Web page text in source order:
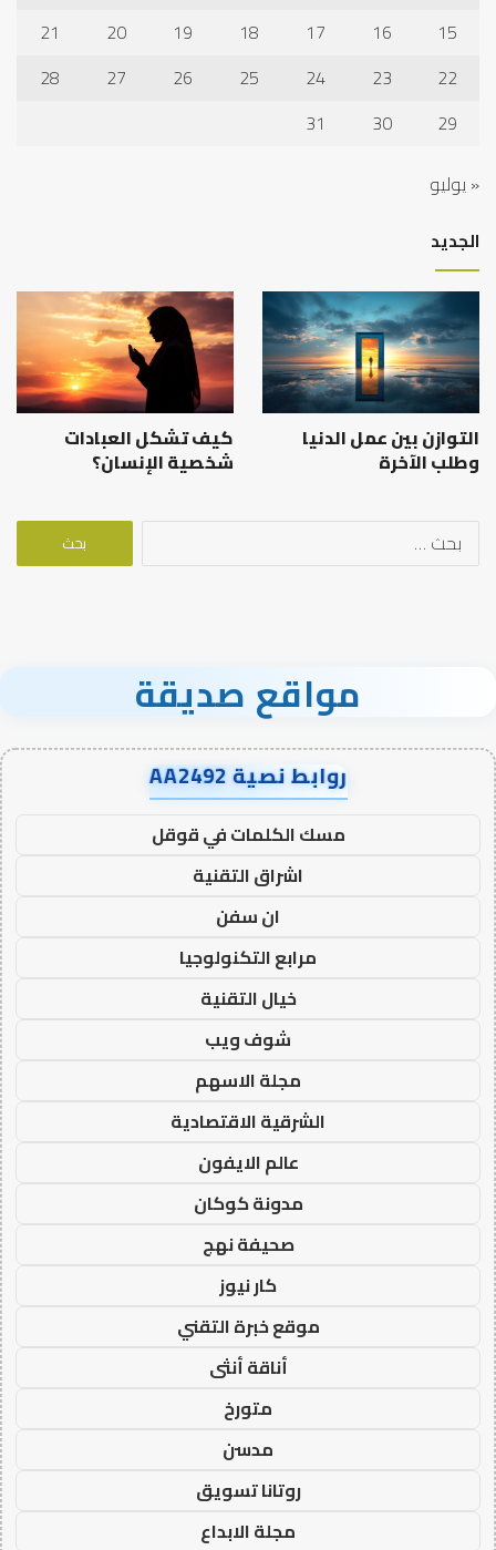
15
16
17
18
19
20
21
22
23
24
25
26
27
28
29
30
31
« يوليو
الجديد
التوازن بين عمل الدنيا
وطلب الآخرة
كيف تشكل العبادات
شخصية الإنسان؟
البحث
مواقع صديقة
روابط نصية AA2492
مسك الكلمات في قوقل
اشراق التقنية
ان سفن
مرابع التكنولوجيا
خيال التقنية
شوف ويب
مجلة الاسهم
الشرقية الاقتصادية
عالم الايفون
مدونة كوكان
صحيفة نهج
كار نيوز
موقع خبرة التقني
أناقة أنثى
متورخ
مدسن
روتانا تسويق
مجلة الابداع